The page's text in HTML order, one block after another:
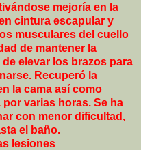
mejoría en la
cintura escapular y
musculares del cuello
de mantener la
elevar los brazos para
Recuperó la
la cama así como
varias horas. Se ha
con menor dificultad,
el baño.
lesiones